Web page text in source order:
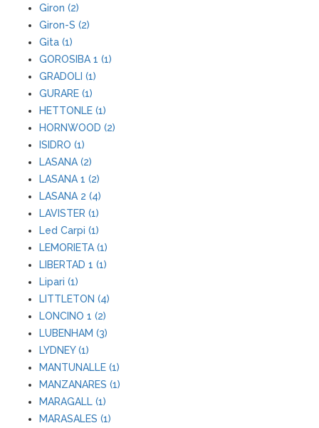
Giron (2)
Giron-S (2)
Gita (1)
GOROSIBA 1 (1)
GRADOLI (1)
GURARE (1)
HETTONLE (1)
HORNWOOD (2)
ISIDRO (1)
LASANA (2)
LASANA 1 (2)
LASANA 2 (4)
LAVISTER (1)
Led Carpi (1)
LEMORIETA (1)
LIBERTAD 1 (1)
Lipari (1)
LITTLETON (4)
LONCINO 1 (2)
LUBENHAM (3)
LYDNEY (1)
MANTUNALLE (1)
MANZANARES (1)
MARAGALL (1)
MARASALES (1)